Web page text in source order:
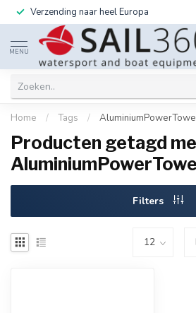
Verzending naar heel Europa
MENU
Home / Tags /
Producten getagd
Filters